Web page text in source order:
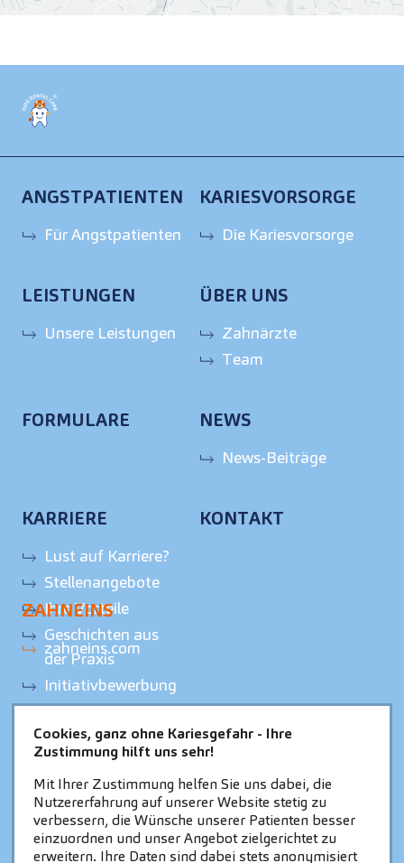
ANGSTPATIENTEN
Für Angstpatienten
KARIESVORSORGE
Die Kariesvorsorge
LEISTUNGEN
Unsere Leistungen
ÜBER UNS
Zahnärzte
Team
FORMULARE NEWS
News-Beiträge
KARRIERE
Lust auf Karriere?
Stellenangebote
Ihre Vorteile
Geschichten aus
der Praxis
Initiativbewerbung
KONTAKT
ZAHNEINS
zahneins.com
Cookies, ganz ohne Kariesgefahr - Ihre
Zustimmung hilft uns sehr!
Mit Ihrer Zustimmung helfen Sie uns dabei, die
Nutzererfahrung auf unserer Website stetig zu
verbessern, die Wünsche unserer Patienten besser
einzuordnen und unser Angebot zielgerichtet zu
erweitern. Ihre Daten sind dabei stets anonymisiert